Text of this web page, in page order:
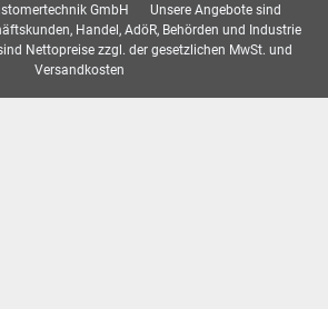
GmbH
Unsere Angebote sind
Handel, AdöR, Behörden und Industrie
Nettopreise zzgl. der gesetzlichen MwSt. und
Versandkosten